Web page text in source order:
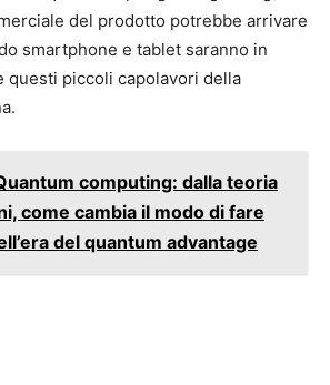
del prodotto potrebbe arrivare
smartphone e tablet saranno in
questi piccoli capolavori della
computing: dalla teoria
come cambia il modo di fare
del quantum advantage